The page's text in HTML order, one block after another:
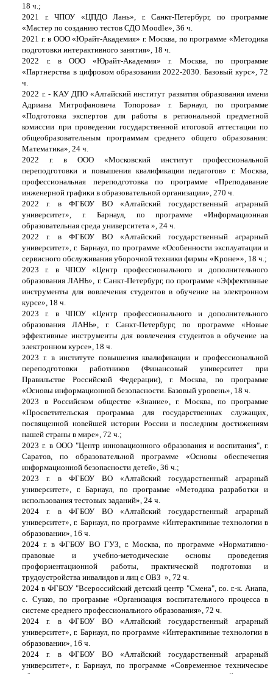
18 ч.;
2021 г. ЧПОУ «ЦПДО Лань», г. Санкт-Петербург, по программе
«Мастер по созданию тестов СДО Moodle», 36 ч.
2021 г. в ООО «Юрайт-Академия» г. Москва, по программе «Методика
подготовки интерактивного занятия», 18 ч.
2022 г. в ООО «Юрайт-Академия» г. Москва, по программе
«Партнерства в цифровом образовании 2022-2030. Базовый курс», 72
ч.
2022 г. - КАУ ДПО «Алтайский институт развития образования имени
Адриана Митрофановича Топорова» г. Барнаул, по программе
«Подготовка экспертов для работы в региональной предметной
комиссии при проведении государственной итоговой аттестации по
общеобразовательным программам среднего общего образования:
Математика», 24 ч.
2022 г. в ООО «Московский институт профессиональной
переподготовки и повышения квалификации педагогов» г. Москва,
профессиональная переподготовка по программе «Преподавание
инженерной графики в образовательной организации», 270 ч.
2022 г. в ФГБОУ ВО «Алтайский государственный аграрный
университет», г. Барнаул, по программе «Информационная
образовательная среда университета», 24 ч.
2022 г. в ФГБОУ ВО «Алтайский государственный аграрный
университет», г. Барнаул, по программе «Особенности эксплуатации и
сервисного обслуживания уборочной техники фирмы «Кроне»», 18 ч.;
2023 г. в ЧПОУ «Центр профессионального и дополнительного
образования ЛАНЬ», г. Санкт-Петербург, по программе «Эффективные
инструменты для вовлечения студентов в обучение на электронном
курсе», 18 ч.
2023 г. в ЧПОУ «Центр профессионального и дополнительного
образования ЛАНЬ», г. Санкт-Петербург, по программе «Новые
эффективные инструменты для вовлечения студентов в обучение на
электронном курсе», 18 ч.
2023 г. в институте повышения квалификации и профессиональной
переподготовки работников (Финансовый университет при
Правильстве Российской Федерации), г. Москва, по программе
«Основы информационной безопасности. Базовый уровень», 18 ч.
2023 в Российском обществе «Знание», г. Москва, по программе
«Просветительская программа для государственных служащих,
посвященной новейшей истории России и последним достижениям
нашей страны в мире», 72 ч.;
2023 г. в ООО "Центр инновационного образования и воспитания", г.
Саратов,пообразовательной программе «Основы обеспечения
информационной безопасности детей», 36 ч.;
2023 г. в ФГБОУ ВО «Алтайский государственный аграрный
университет», г. Барнаул, по программе «Методика разработки и
использования тестовых заданий», 24 ч.
2024 г. в ФГБОУ ВО «Алтайский государственный аграрный
университет», г. Барнаул, по программе «Интерактивные технологии в
образовании», 16 ч.
2024 г. в ФГБОУ ВО ГУЗ, г. Москва ,по программе «Нормативно-
правовые и учебно-методические основы проведения
профориентационной работы, практической подготовки и
трудоустройства инвалидов и лиц с ОВЗ », 72 ч.
2024 вФГБОУ "Всероссийский детский центр "Смена", г.о. г.-к. Анапа,
с. Сукко, по программе «Организация воспитательного процесса в
системе среднего профессионального образования», 72 ч.
2024 г. в ФГБОУ ВО «Алтайский государственный аграрный
университет», г. Барнаул, по программе «Интерактивные технологии в
образовании», 16 ч.
2024 г. в ФГБОУ ВО «Алтайский государственный аграрный
университет», г. Барнаул,по программе «Современное техническое